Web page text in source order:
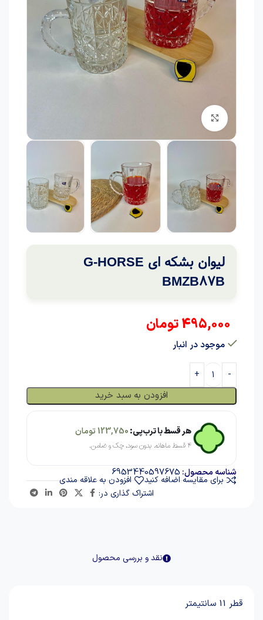
برای بزرگنمایی کلیک کنید
لیوان بشکه ای G-HORSE
BMZB87B
495,000تومان
موجود در انبار
افزودن به سبد خرید
هر قسط با ترب‌پی:123,750تومان
۴ قسط ماهانه. بدون سود، چک و ضامن.
شناسه محصول: 6953440597675
برای مقایسه اضافه کنید
افزودن به علاقه مندی
اشتراک گذاری در:
نقد و بررسی محصول
قطر 11 سانتیمتر